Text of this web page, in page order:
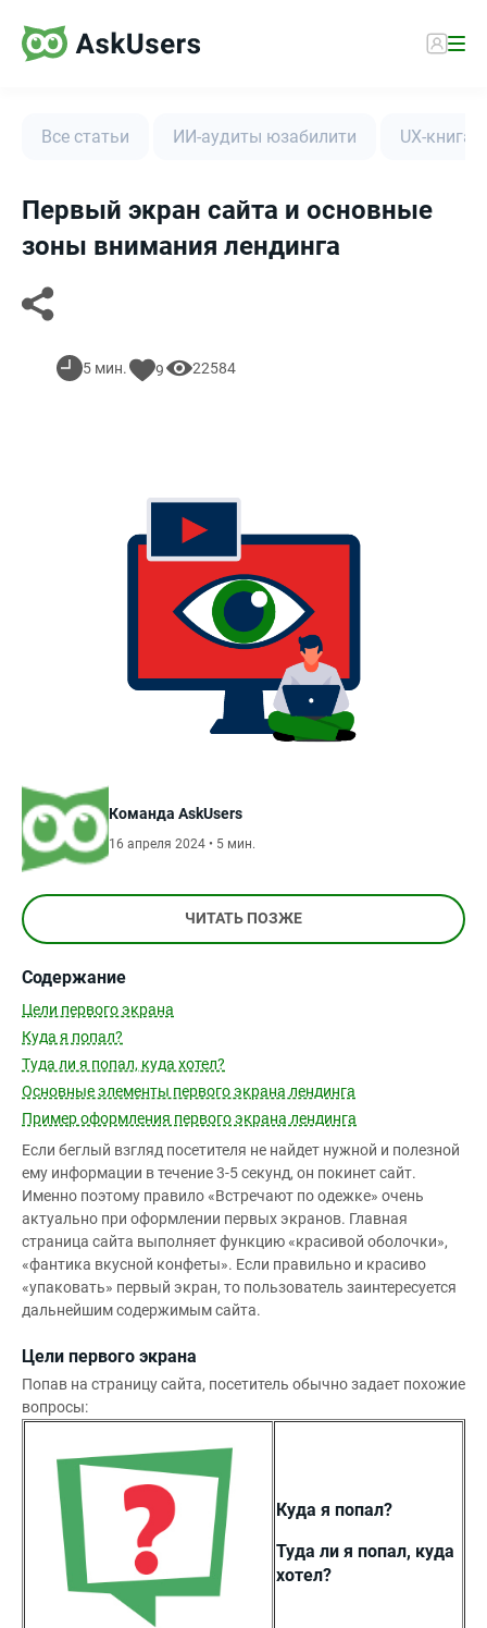
Все статьи ИИ-аудиты юзабилити UX-книга
Первый экран сайта и основные
зоны внимания лендинга
5 мин. 9 22584
Команда AskUsers
16 апреля 2024 • 5 мин.
ЧИТАТЬ ПОЗЖЕ
Содержание
Цели первого экрана
Куда я попал?
Туда ли я попал, куда хотел?
Основные элементы первого экрана лендинга
Пример оформления первого экрана лендинга
Если беглый взгляд посетителя не найдет нужной и полезной
ему информации в течение 3-5 секунд, он покинет сайт.
Именно поэтому правило «Встречают по одежке» очень
актуально при оформлении первых экранов. Главная
страница сайта выполняет функцию «красивой оболочки»,
«фантика вкусной конфеты». Если правильно и красиво
«упаковать» первый экран, то пользователь заинтересуется
дальнейшим содержимым сайта.
Цели первого экрана
Попав на страницу сайта, посетитель обычно задает похожие
вопросы:
Куда я попал?
Туда ли я попал, куда
хотел?